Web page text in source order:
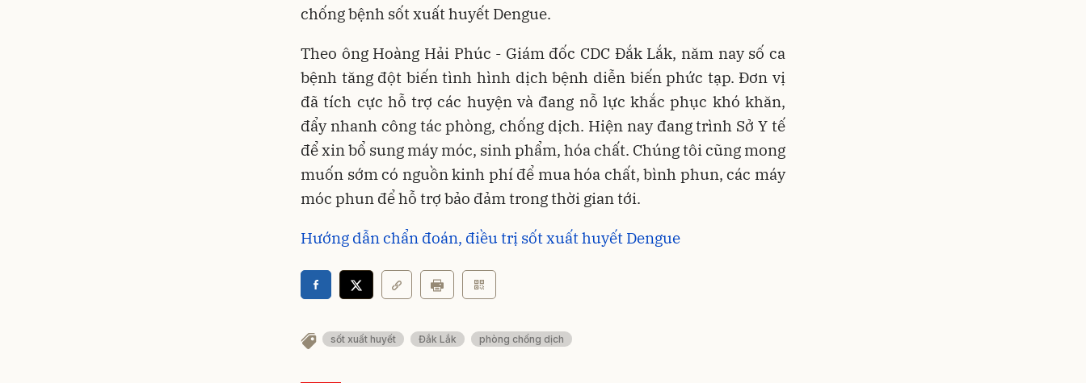
chống bệnh sốt xuất huyết Dengue.
Theo ông Hoàng Hải Phúc - Giám đốc CDC Đắk Lắk, năm nay số ca
bệnh tăng đột biến tình hình dịch bệnh diễn biến phức tạp. Đơn vị
đã tích cực hỗ trợ các huyện và đang nỗ lực khắc phục khó khăn,
đẩy nhanh công tác phòng, chống dịch. Hiện nay đang trình Sở Y tế
để xin bổ sung máy móc, sinh phẩm, hóa chất. Chúng tôi cũng mong
muốn sớm có nguồn kinh phí để mua hóa chất, bình phun, các máy
móc phun để hỗ trợ bảo đảm trong thời gian tới.
Hướng dẫn chẩn đoán, điều trị sốt xuất huyết Dengue
sốt xuất huyết Đắk Lắk phòng chống dịch